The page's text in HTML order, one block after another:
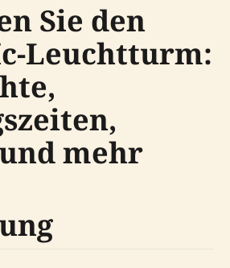
Sie den
Leuchtturm:
mehr